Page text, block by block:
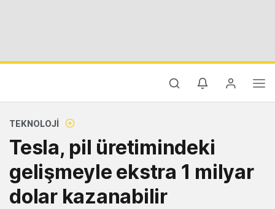
TEKNOLOJI
Tesla, pil üretimindeki
gelişmeyle ekstra 1 milyar
dolar kazanabilir